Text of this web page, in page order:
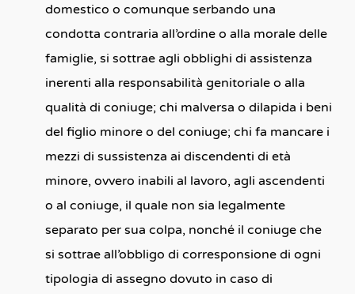
domestico o comunque serbando una
condotta contraria all’ordine o alla morale delle
famiglie, si sottrae agli obblighi di assistenza
inerenti alla responsabilità genitoriale o alla
qualità di coniuge; chi malversa o dilapida i beni
del figlio minore o del coniuge; chi fa mancare i
mezzi di sussistenza ai discendenti di età
minore, ovvero inabili al lavoro, agli ascendenti
o al coniuge, il quale non sia legalmente
separato per sua colpa, nonché il coniuge che
si sottrae all’obbligo di corresponsione di ogni
tipologia di assegno dovuto in caso di